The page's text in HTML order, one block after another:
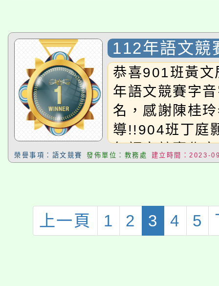
112年語文競
恭喜901班黃
年語文競賽字
名，感謝陳桂
導!!904班丁庭
年語文競賽作
感謝魏吟珊老
賽演說入選決
綸老師指導!!
榮譽事項：語文競賽 發佈單位：教務處 建立時間：2023-
上一頁 1 2 3 4 5